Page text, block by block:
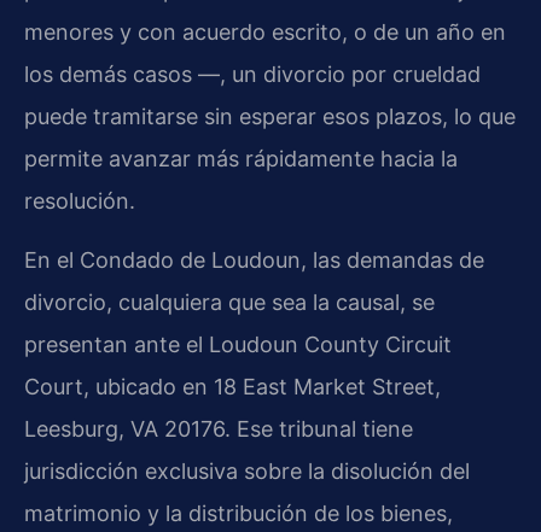
menores y con acuerdo escrito, o de un año en
los demás casos —, un divorcio por crueldad
puede tramitarse sin esperar esos plazos, lo que
permite avanzar más rápidamente hacia la
resolución.
En el Condado de Loudoun, las demandas de
divorcio, cualquiera que sea la causal, se
presentan ante el Loudoun County Circuit
Court, ubicado en 18 East Market Street,
Leesburg, VA 20176. Ese tribunal tiene
jurisdicción exclusiva sobre la disolución del
matrimonio y la distribución de los bienes,